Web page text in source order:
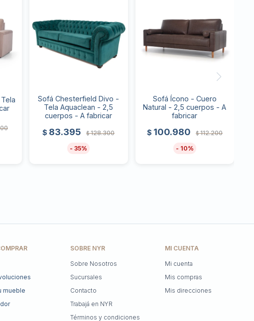
Sofá Chesterfield Divo -
Tela Aquaclean - 2,5
cuerpos - A fabricar
$ 83.395 $ 128.300
35
Sofá Ícono - Cuero
Natural - 2,5 cuerpos - A
fabricar
$ 100.980 $ 112.200
10
mueble
SOBRE NYR
Sobre Nosotros
Sucursales
Contacto
Trabajá en NYR
Términos y condiciones
MI CUENTA
Mi cuenta
Mis compras
Mis direcciones